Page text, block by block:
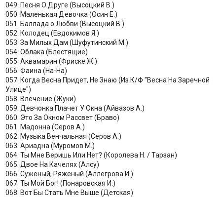
049. Песня О Друге (Высоцкий В.)
050. Маленькая Девочка (Осин Е.)
051. Баллада о Любви (Высоцкий В.)
052. Колодец (Евдокимов Я.)
053. За Милых Дам (Шуфутинский М.)
054. Облака (Блестящие)
055. Аквамарин (Фриске Ж.)
056. Фаина (На-На)
057. Когда Весна Придет, Не Знаю (Из К/Ф "Весна На Заречной
Улице")
058. Влечение (Жуки)
059. Девчонка Плачет У Окна (Айвазов А.)
060. Это За Окном Рассвет (Браво)
061. Мадонна (Серов А.)
062. Музыка Венчальная (Серов А.)
063. Ариадна (Муромов М.)
064. Ты Мне Веришь Или Нет? (Королева Н. / Тарзан)
065. Двое На Качелях (Алсу)
066. Суженый, Ряженый (Аллегрова И.)
067. Ты Мой Бог! (Понаровская И.)
068. Вот Бы Стать Мне Выше (Детская)